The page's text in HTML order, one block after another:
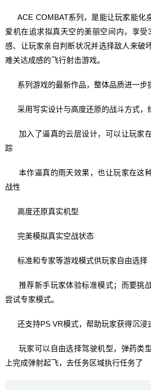
ACE COMBAT系列，是能让玩家能化
爱机在追求拟真天空的美丽空间内，享受
感、让玩家亲自判断状况并选择敌人来破
难关达成感的飞行射击游戏。
系列游戏的最新作品，整体品质进一步
采用写实设计与高度还原的战斗方式，
加入了逼真的云层设计，可以让玩家
踪
本作逼真的雨天效果，也让玩家在这
战性
高度还原真实机型
完美模拟真实空战状态
标准和专家等游戏模式供玩家自由选择
推荐新手玩家体验标准模式；而要挑
尝试专家模式。
还支持PS VR模式，帮助玩家获得沉浸
玩家可以自由选择驾驶机型，弹药类
上完成弹射起飞，去任务区域执行任务了